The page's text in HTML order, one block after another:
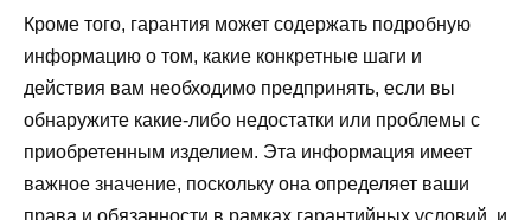
Кроме того, гарантия может содержать подробную
информацию о том, какие конкретные шаги и
действия вам необходимо предпринять, если вы
обнаружите какие-либо недостатки или проблемы с
приобретенным изделием. Эта информация имеет
важное значение, поскольку она определяет ваши
права и обязанности в рамках гарантийных условий, и